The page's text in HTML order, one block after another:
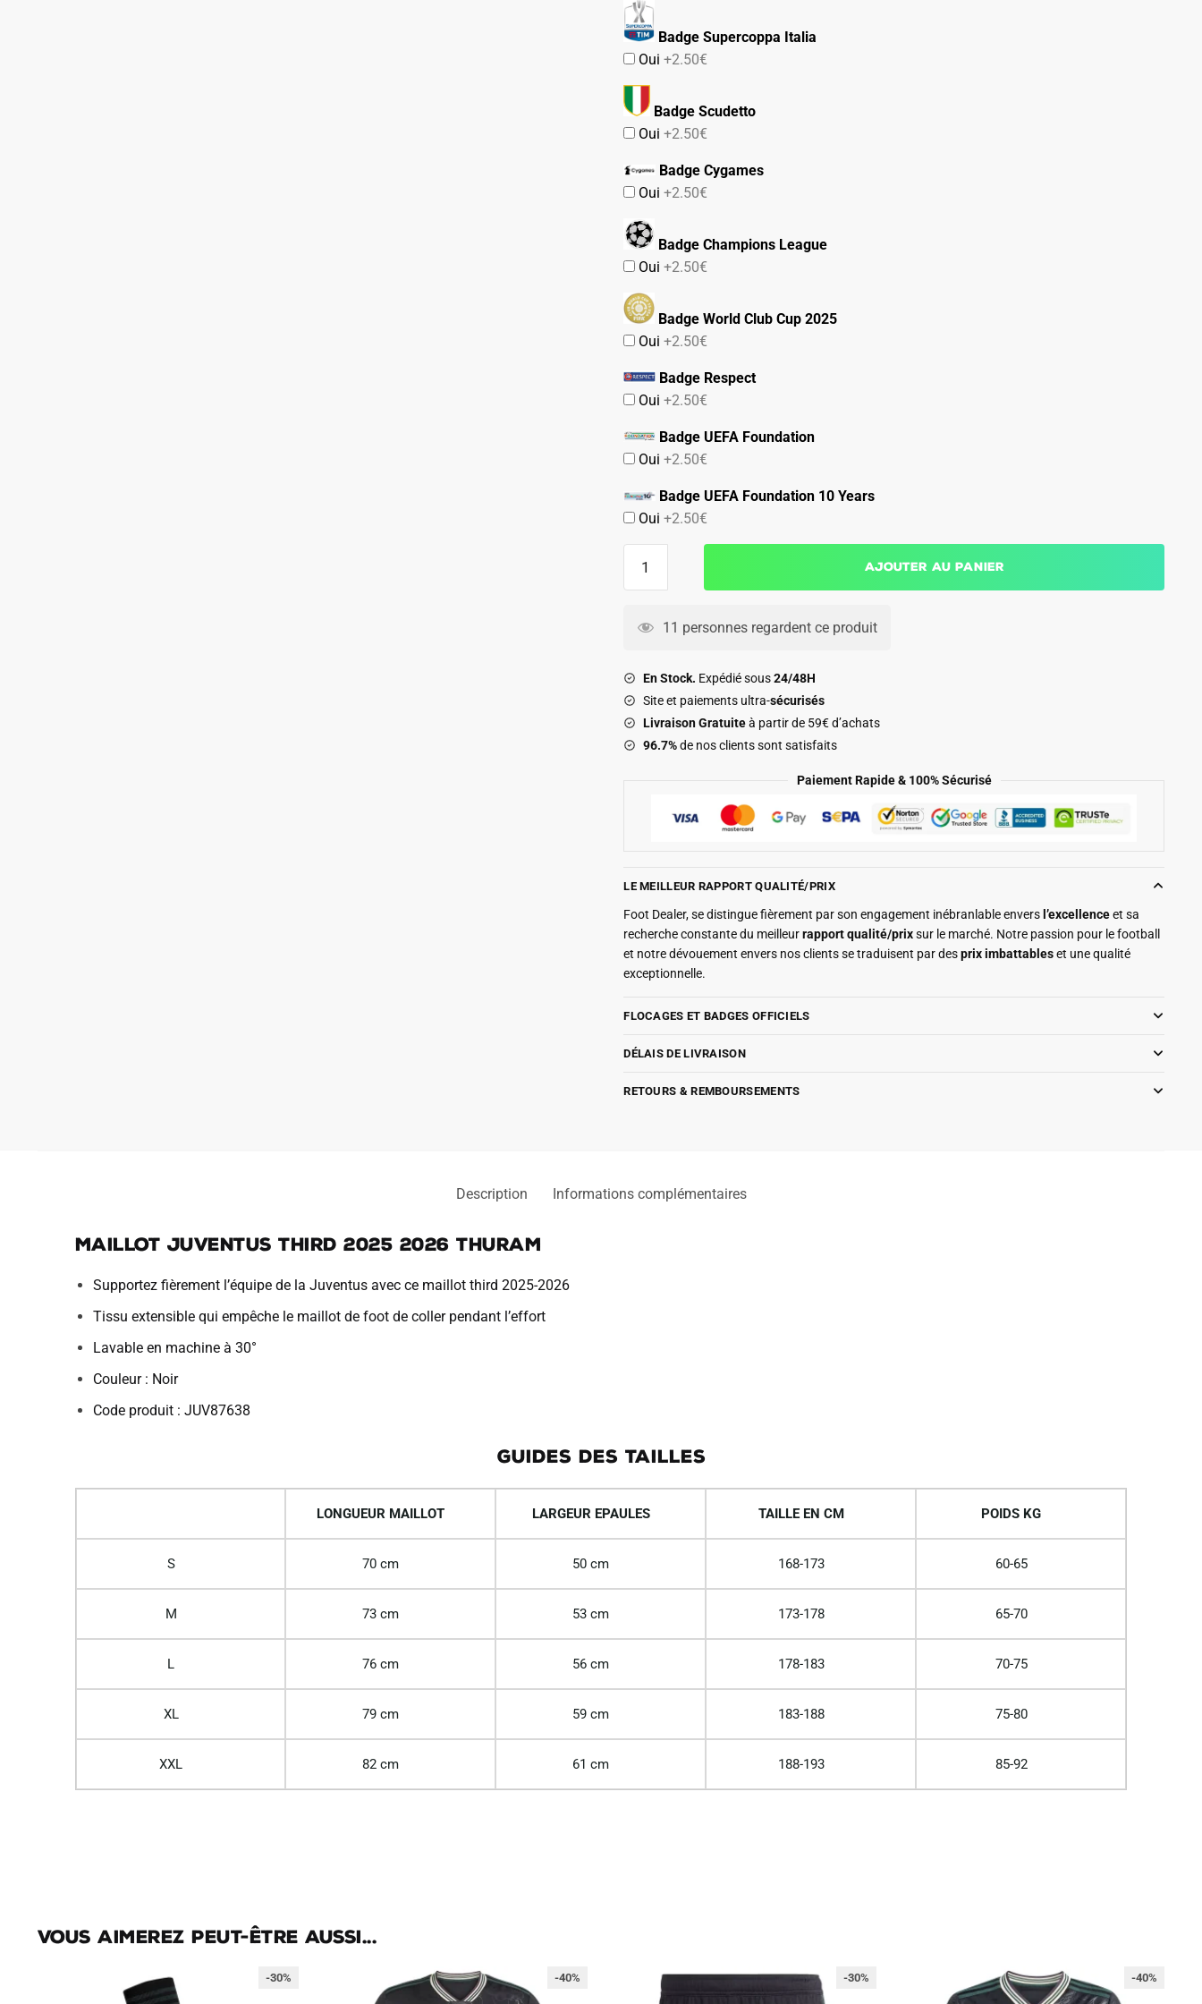
Badge Supercoppa Italia
Oui+2.50€
Badge Scudetto
Oui+2.50€
Badge Cygames
Oui+2.50€
Badge Champions League
Oui+2.50€
Badge World Club Cup 2025
Oui+2.50€
Badge Respect
Oui+2.50€
Badge UEFA Foundation
Oui+2.50€
Badge UEFA Foundation 10 Years
Oui+2.50€
Juventus
2026
Thuram
Ajouter au panier
11 personnes regardent ce produit
En Stock. Expédié sous24/48H
Site et paiements ultra-sécurisés
Livraison Gratuiteà partir de 59€ d’achats
96.7%de nos clients sont satisfaits
Paiement Rapide & 100% Sécurisé
LE MEILLEUR RAPPORT QUALITÉ/PRIX
Foot Dealer, se distingue fièrement par son engagement inébranlable envers l’excellenceet sa
recherche constante du meilleurrapport qualité/prixsur le marché. Notre passion pour le football
et notre dévouement envers nos clients se traduisent par desprix imbattableset une qualité
exceptionnelle.
FLOCAGES ET BADGES OFFICIELS
DÉLAIS DE LIVRAISON
RETOURS & REMBOURSEMENTS
Description Informations complémentaires
Maillot Juventus Third 2025 2026 Thuram
Supportez fièrement l’équipe de la Juventus avec ce maillot third 2025-2026
Tissu extensible qui empêche le maillot de foot de coller pendant l’effort
Lavable en machine à 30°
Couleur : Noir
Code produit : JUV87638
GUIDES DES TAILLES
LONGUEUR MAILLOT LARGEUR EPAULES TAILLE EN CM POIDS KG
S 70 cm 50 cm 168-173 60-65
M 73 cm 53 cm 173-178 65-70
L 76 cm 56 cm 178-183 70-75
XL 79 cm 59 cm 183-188 75-80
XXL 82 cm 61 cm 188-193 85-92
Vous aimerez peut-être aussi...
-30% -40% -30% -40%